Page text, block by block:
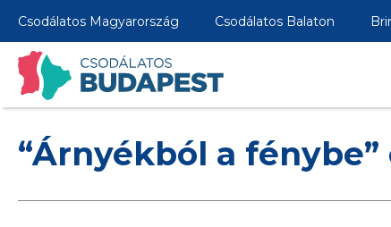
Csodálatos Magyarország Csodálatos Balaton
“Árnyékból a